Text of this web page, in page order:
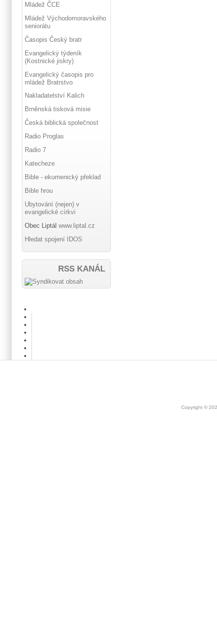
Mládež ČCE
Mládež Východomoravského
seniorátu
Časopis Český bratr
Evangelický týdeník
(Kostnické jiskry)
Evangelický časopis pro
mládež Bratrstvo
Nakladatelství Kalich
Brněnská tisková misie
Česká biblická společnost
Radio Proglas
Radio 7
Katecheze
Bible - ekumenický překlad
Bible hrou
Ubytování (nejen) v
evangelické církvi
Obec Liptál www.liptal.cz
Hledat spojení IDOS
RSS KANÁL
Copyright ©